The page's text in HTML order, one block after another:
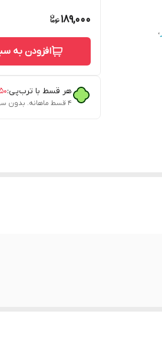
،
189,000
افزودن به
هر قسط با ترب‌پی:
۴ قسط ماهانه. بدون سود، چک و ضامن.